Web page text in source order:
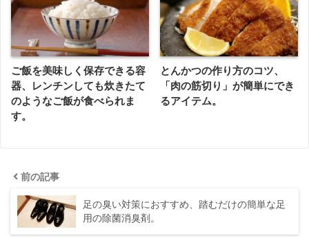
ご飯を美味しく保存できる容
器、レンチンしても炊きたて
のようなご飯が食べられま
す。
とんかつの作り方のコツ、
「肉の筋切り」が簡単にでき
るアイテム。
前の記事
足の臭い対策におすすめ、踏むだけの簡単な足
用の除菌消臭剤。